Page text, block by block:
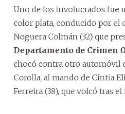
Uno de los involucrados fue
color plata, conducido por el
Noguera Colmán (32) que
Departamento de Crimen
chocó contra otro automóvil
Corolla, al mando de Cintia
Ferreira (38), que volcó tras el